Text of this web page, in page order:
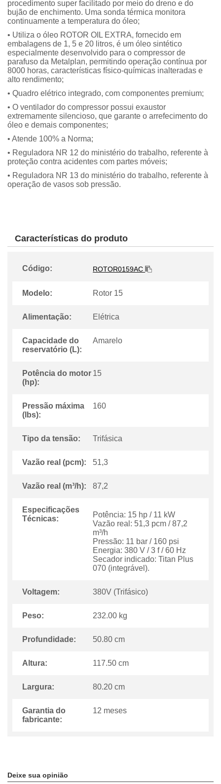
procedimento super facilitado por meio do dreno e do
bujão de enchimento. Uma sonda térmica monitora
continuamente a temperatura do óleo;
• Utiliza o óleo ROTOR OIL EXTRA, fornecido em
embalagens de 1, 5 e 20 litros, é um óleo sintético
especialmente desenvolvido para o compressor de
parafuso da Metalplan, permitindo operação contínua por
8000 horas, características físico-químicas inalteradas e
alto rendimento;
• Quadro elétrico integrado, com componentes premium;
• O ventilador do compressor possui exaustor
extremamente silencioso, que garante o arrefecimento do
óleo e demais componentes;
• Atende 100% a Norma;
• Reguladora NR 12 do ministério do trabalho, referente à
proteção contra acidentes com partes móveis;
• Reguladora NR 13 do ministério do trabalho, referente à
operação de vasos sob pressão.
Características do produto
Código: ROTOR0159AC
Modelo: Rotor 15
Alimentação: Elétrica
Capacidade do
reservatório (L):
Amarelo
Potência do motor
(hp):
15
Pressão máxima
(lbs):
160
Tipo da tensão: Trifásica
Vazão real (pcm): 51,3
Vazão real (m³/h): 87,2
Especificações
Técnicas:
Potência: 15 hp / 11 kW
Vazão real: 51,3 pcm / 87,2
m³/h
Pressão: 11 bar / 160 psi
Energia: 380 V / 3 f / 60 Hz
Secador indicado: Titan Plus
070 (integrável).
Voltagem: 380V (Trifásico)
Peso: 232.00 kg
Profundidade: 50.80 cm
Altura: 117.50 cm
Largura: 80.20 cm
Garantia do
fabricante:
12 meses
Deixe sua opinião